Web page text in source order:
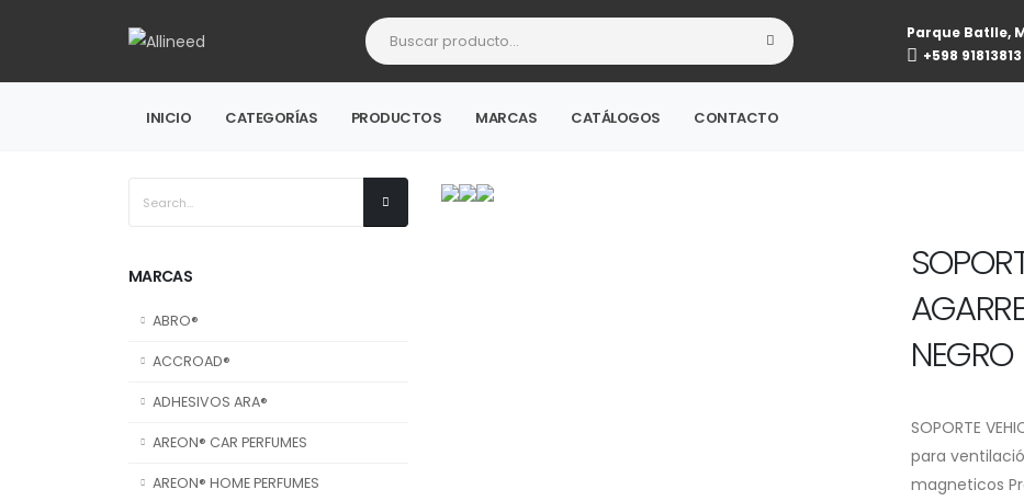
Parque Batlle,
+598 91813813
INICIO CATEGORÍAS PRODUCTOS MARCAS CATÁLOGOS CONTACTO
MARCAS
ABRO®
ACCROAD®
ADHESIVOS ARA®
AREON® CAR PERFUMES
AREON® HOME PERFUMES
NEGRO
SOPORTE
para
magneticos